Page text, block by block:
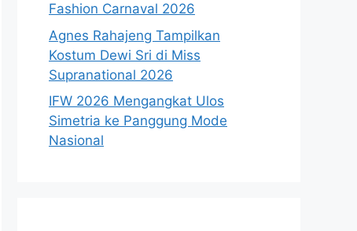
Fashion Carnaval 2026
Agnes Rahajeng Tampilkan
Kostum Dewi Sri di Miss
Supranational 2026
IFW 2026 Mengangkat Ulos
Simetria ke Panggung Mode
Nasional